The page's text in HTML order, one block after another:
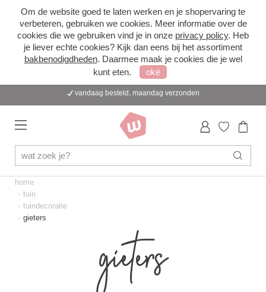
Om de website goed te laten werken en je shopervaring te
verbeteren, gebruiken we cookies. Meer informatie over de
cookies die we gebruiken vind je in onze privacy policy. Heb
je liever echte cookies? Kijk dan eens bij het assortiment
bakbenodigdheden. Daarmee maak je cookies die je wel
kunt eten.
oké
vandaag besteld, maandag verzonden
home
tuin
tuindecoratie
gieters
gieters